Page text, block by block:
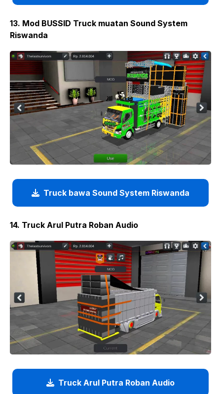
13. Mod BUSSID Truck muatan Sound System
Riswanda
Truck bawa Sound System Riswanda
14. Truck Arul Putra Roban Audio
Truck Arul Putra Roban Audio